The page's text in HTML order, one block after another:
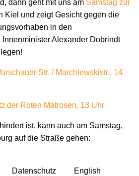
dann geht mit uns am Samstag zur
Kiel und zeigt Gesicht gegen die
in den
Alexander Dobrindt
Str. / Marchlewskistr., 14
der Roten Matrosen, 13 Uhr
ist, kann auch am Samstag,
auf die Straße gehen:
Datenschutz English